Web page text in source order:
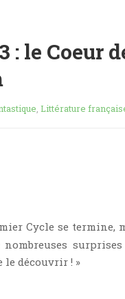
le Coeur
, Littérature
Cycle se termine,
nombreuses
le découvrir ! »